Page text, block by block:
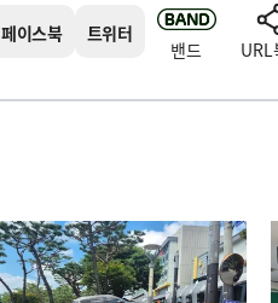
페이스북 트위터
밴드 URL